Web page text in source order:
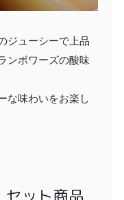
ジューシーで上品
ンボワーズの酸味
な味わいをお楽し